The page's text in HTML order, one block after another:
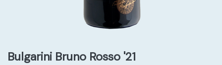
Bulgarini Bruno Rosso '21